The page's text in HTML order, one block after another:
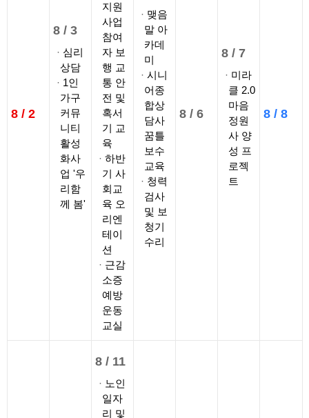
8 / 2
8 / 3
심리
상담
1인
가구
커뮤
니티
활성
화사
업 '우
리함
께 봄'
지원
사업
참여
자 보
행 교
통 안
전 및
혹서
기 교
육
하반
기 사
회교
육 오
리엔
테이
션
근감
소증
예방
운동
교실
맺음
말 아
카데
미
시니
어종
합상
담사
꿈틀
보수
교육
청력
검사
및 보
청기
수리
8 / 6
8 / 7
미라
클 2.0
마음
정원
사 양
성 프
로젝
트
8 / 8
8 / 11
노인
일자
리 및